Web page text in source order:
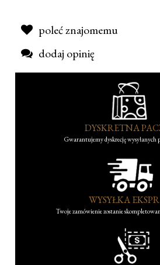
poleć znajomemu
dodaj opinię
DYSKRETNA
Gwarantujemy dyskrecję wysyłanych
WYSYŁKA
Twoje zamówienie zostanie